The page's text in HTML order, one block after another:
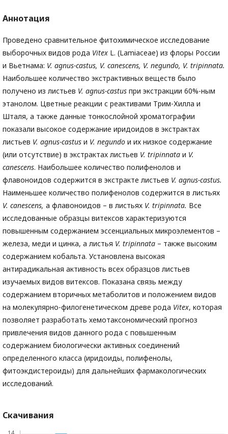
Аннотация
Проведено сравнительное фитохимическое исследование
выборочных видов рода Vitex L. (Lamiaceae) из флоры России
и Вьетнама: V. agnus-castus, V. canescens, V. negundo, V. tripinnata.
Наибольшее количество экстрактивных веществ было
получено из листьев V. agnus-castus при экстракции 60%-ным
этанолом. Цветные реакции с реактивами Трим-Хилла и
Шталя, а также данные тонкослойной хроматографии
показали высокое содержание иридоидов в экстрактах
листьев V. agnus-castus и V. negundo и их низкое содержание
(или отсутствие) в экстрактах листьев V. tripinnata и V.
canescens. Наибольшее количество полифенолов и
флавоноидов содержится в экстракте листьев V. agnus-castus.
Наименьшее количество полифенолов содержится в листьях
V. canescens, а флавоноидов – в листьях V. tripinnata. Все
исследованные образцы витексов характеризуются
повышенным содержанием эссенциальных микроэлементов –
железа, меди и цинка, а листья V. tripinnata – также высоким
содержанием кобальта. Установлена высокая
антирадикальная активность всех образцов листьев
изучаемых видов витексов. Показана связь между
содержанием вторичных метаболитов и положением видов
на молекулярно-филогенетическом древе рода Vitex, которая
позволяет разработать хемотаксономический прогноз
привлечения видов данного рода с повышенным
содержанием биологически активных соединений
определенного класса (иридоиды, полифенолы,
фитоэкдистероиды) для дальнейших фармакологических
исследований.
Скачивания